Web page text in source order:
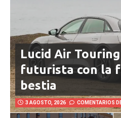
Lucid Air
futurista con la
bestia
3 AGOSTO, 2026 COMENTARIOS